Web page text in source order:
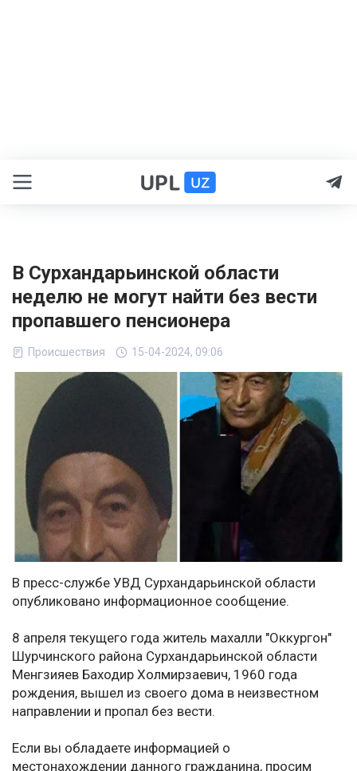
В Сурхандарьинской области
неделю не могут найти без вести
пропавшего пенсионера
Происшествия 15-04-2024, 09:06
В пресс-службе УВД Сурхандарьинской области
опубликовано информационное сообщение.
8 апреля текущего года житель махалли "Оккургон"
Шурчинского района Сурхандарьинской области
Менгзияев Баходир Холмирзаевич, 1960 года
рождения, вышел из своего дома в неизвестном
направлении и пропал без вести.
Если вы обладаете информацией о
местонахождении данного гражданина, просим